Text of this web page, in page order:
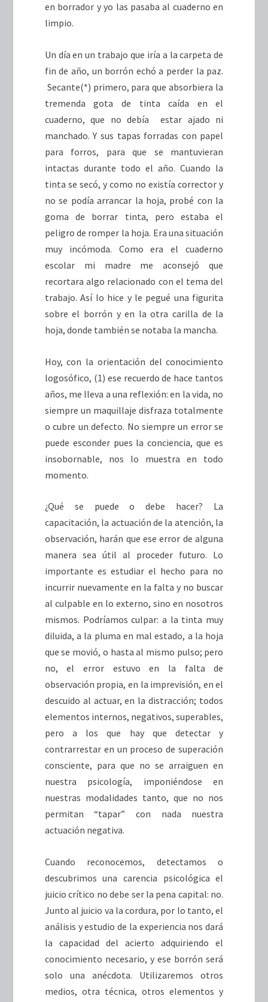
en borrador y yo las pasaba al cuaderno en
limpio.
Un día en un trabajo que iría a la carpeta de
fin de año, un borrón echó a perder la paz.
Secante(*) primero, para que absorbiera la
tremenda gota de tinta caída en el
cuaderno, que no debía estar ajado ni
manchado. Y sus tapas forradas con papel
para forros, para que se mantuvieran
intactas durante todo el año. Cuando la
tinta se secó, y como no existía corrector y
no se podía arrancar la hoja, probé con la
goma de borrar tinta, pero estaba el
peligro de romper la hoja. Era una situación
muy incómoda. Como era el cuaderno
escolar mi madre me aconsejó que
recortara algo relacionado con el tema del
trabajo. Así lo hice y le pegué una figurita
sobre el borrón y en la otra carilla de la
hoja, donde también se notaba la mancha.
Hoy, con la orientación del conocimiento
logosófico, (1) ese recuerdo de hace tantos
años, me lleva a una reflexión: en la vida, no
siempre un maquillaje disfraza totalmente
o cubre un defecto. No siempre un error se
puede esconder pues la conciencia, que es
insobornable, nos lo muestra en todo
momento.
¿Qué se puede o debe hacer? La
capacitación, la actuación de la atención, la
observación, harán que ese error de alguna
manera sea útil al proceder futuro. Lo
importante es estudiar el hecho para no
incurrir nuevamente en la falta y no buscar
al culpable en lo externo, sino en nosotros
mismos. Podríamos culpar: a la tinta muy
diluida, a la pluma en mal estado, a la hoja
que se movió, o hasta al mismo pulso; pero
no, el error estuvo en la falta de
observación propia, en la imprevisión, en el
descuido al actuar, en la distracción; todos
elementos internos, negativos, superables,
pero a los que hay que detectar y
contrarrestar en un proceso de superación
consciente, para que no se arraiguen en
nuestra psicología, imponiéndose en
nuestras modalidades tanto, que no nos
permitan “tapar” con nada nuestra
actuación negativa.
Cuando reconocemos, detectamos o
descubrimos una carencia psicológica el
juicio crítico no debe ser la pena capital: no.
Junto al juicio va la cordura, por lo tanto, el
análisis y estudio de la experiencia nos dará
la capacidad del acierto adquiriendo el
conocimiento necesario, y ese borrón será
solo una anécdota. Utilizaremos otros
medios, otra técnica, otros elementos y